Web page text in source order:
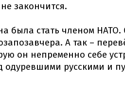
закончится.
была стать членом
А так –
он непременно себе
одуревшими русскими и